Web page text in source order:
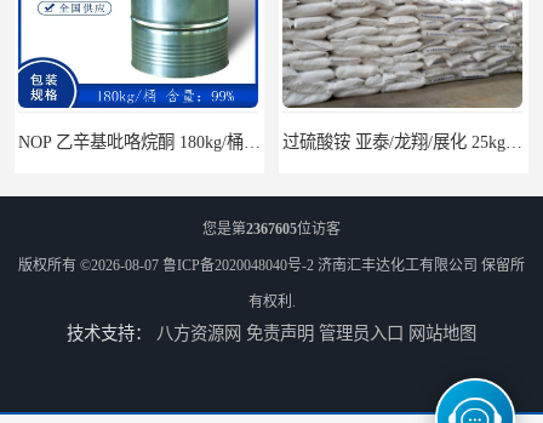
您是第2367605位访客
版权所有 ©2026-08-07 鲁ICP备2020048040号-2 济南汇丰达化工有限公司 保留所
有权利.
技术支持： 八方资源网 免责声明 管理员入口 网站地图